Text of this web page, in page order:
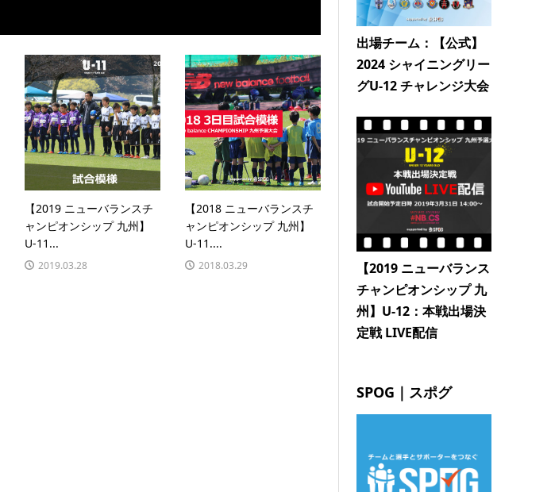
【2019 ニューバランスチ
ャンピオンシップ 九州】
U-11...
2019.03.28
【2018 ニューバランスチ
ャンピオンシップ 九州】
U-11....
2018.03.29
出場チーム：【公式】
2024 シャイニングリー
グU-12 チャレンジ大会
【2019 ニューバランス
チャンピオンシップ 九
州】U-12：本戦出場決
定戦 LIVE配信
SPOG｜スポグ